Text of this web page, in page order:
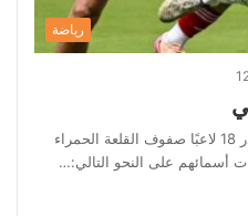
Secret
Secret
رياضة
قائمة الراحلين عن الأهلي 2026 غادر 18 لاعبًا صفوف القلعة الحمراء
أسمائهم على النحو التالي:…